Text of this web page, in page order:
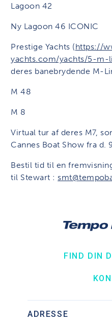
Lagoon 42
Ny Lagoon 46 ICONIC
Prestige Yachts (https://
yachts.com/yachts/5-m-
deres banebrydende M-
M 48
M 8
Virtual tur af deres M7,
Cannes Boat Show fra d.
Bestil tid til en
til Stewart :
FIND DIN
ADRESSE